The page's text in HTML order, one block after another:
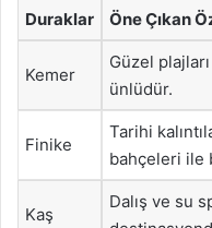
Duraklar Öne Çıkan
Kemer
Güzel
ünlüdür.
Finike
Tarihi
bahçeleri ile
Kaş
Dalış ve su